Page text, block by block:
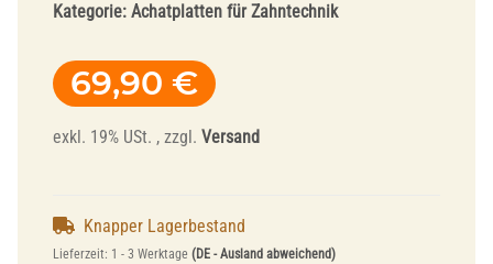
Kategorie: Achatplatten für Zahntechnik
69,90 €
exkl. 19% USt. , zzgl. Versand
Knapper Lagerbestand
Lieferzeit: 1 - 3 Werktage (DE - Ausland abweichend)